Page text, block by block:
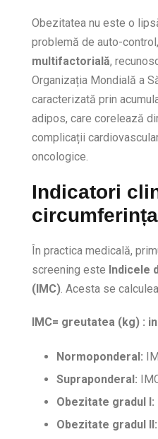
Obezitatea nu este o
problemă de auto-
multifactorială,
Organizația Mondială a
caracterizată prin
adipos, care corelează
complicații
oncologice.
Indicatori
În practica medicală,
screening este Indicele
(IMC). Acesta se
IMC= greutatea (kg) :
Normoponderal:
Supraponderal:
Obezitate gradul I:
Obezitate gradul II: